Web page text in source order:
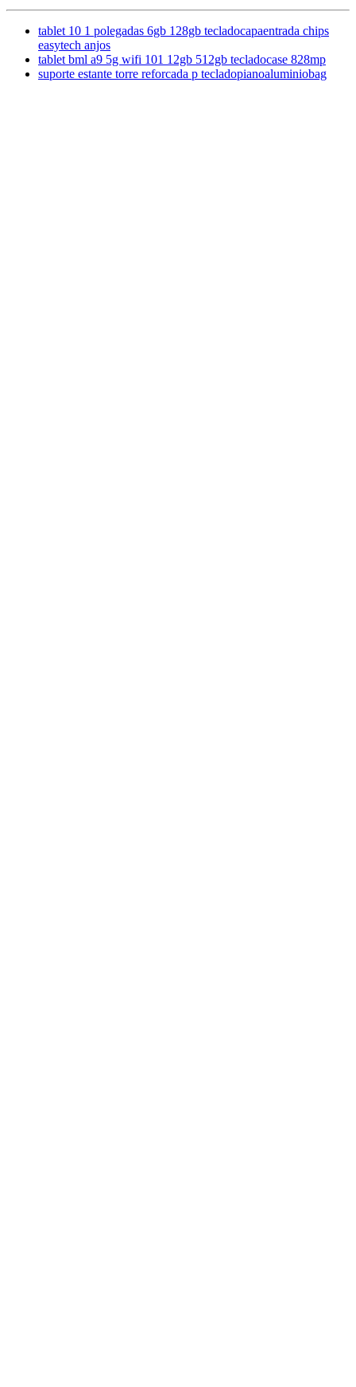
tablet 10 1 polegadas 6gb 128gb tecladocapaentrada chips
easytech anjos
tablet bml a9 5g wifi 101 12gb 512gb tecladocase 828mp
suporte estante torre reforcada p tecladopianoaluminiobag